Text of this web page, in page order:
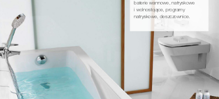
baterie wannowe, natryskowe
i wolnostojące, programy
natryskowe, deszczownice.